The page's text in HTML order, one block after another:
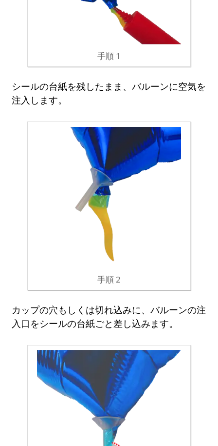
手順 1
シールの台紙を残したまま、バルーンに空気を
注入します。
手順 2
カップの穴もしくは切れ込みに、バルーンの注
入口をシールの台紙ごと差し込みます。